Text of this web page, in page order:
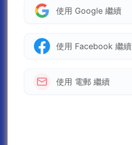
使用 Google 繼續
使用 Facebook 繼續
使用 電郵 繼續